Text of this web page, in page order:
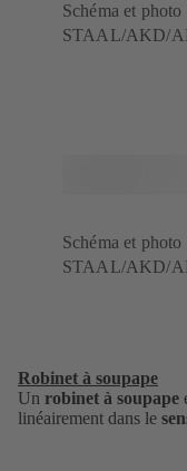
Schéma et
STAAL/AKD/
Schéma et
STAAL/AKD/
Robinet à soupape
Un robinet à soupape
linéairement dans le